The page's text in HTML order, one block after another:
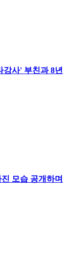
강사' 부친과 8년
모습 공개하며